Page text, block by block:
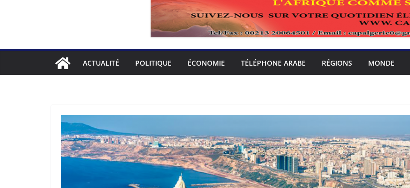
ACTUALITÉ POLITIQUE ÉCONOMIE TÉLÉPHONE ARABE RÉGIONS MONDE